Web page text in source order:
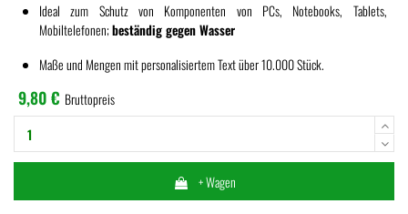
Ideal zum Schutz von Komponenten von PCs, Notebooks, Tablets,
Mobiltelefonen;beständig gegen Wasser
Maße und Mengen mit personalisiertem Text über 10.000 Stück.
9,80 € Bruttopreis
+ Wagen